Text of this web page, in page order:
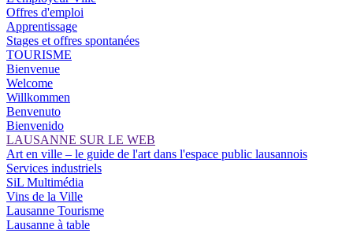
Offres d'emploi
Apprentissage
Stages et offres spontanées
TOURISME
Bienvenue
Welcome
Willkommen
Benvenuto
Bienvenido
LAUSANNE SUR LE WEB
Art en ville – le guide de l'art dans l'espace public lausannois
Services industriels
SiL Multimédia
Vins de la Ville
Lausanne Tourisme
Lausanne à table